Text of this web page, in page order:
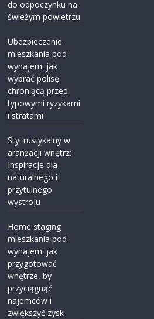
do odpoczynku na
świeżym powietrzu
Ubezpieczenie
mieszkania pod
wynajem: jak
wybrać polisę
chroniącą przed
typowymi ryzykami
i stratami
Styl rustykalny w
aranżacji wnętrz:
Inspiracje dla
naturalnego i
przytulnego
wystroju
Home staging
mieszkania pod
wynajem: jak
przygotować
wnętrze, by
przyciągnąć
najemców i
zwiększyć zysk